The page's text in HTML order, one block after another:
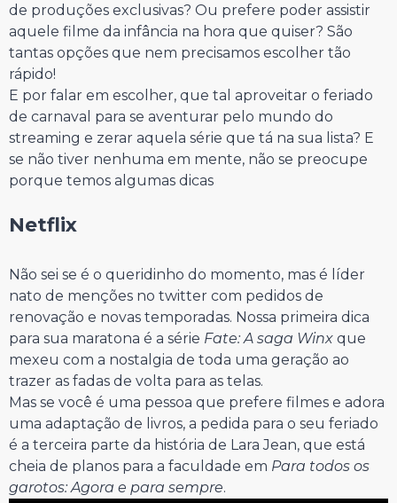
de produções exclusivas? Ou prefere poder assistir
aquele filme da infância na hora que quiser? São
tantas opções que nem precisamos escolher tão
rápido!
E por falar em escolher, que tal aproveitar o feriado
de carnaval para se aventurar pelo mundo do
streaming e zerar aquela série que tá na sua lista? E
se não tiver nenhuma em mente, não se preocupe
porque temos algumas dicas
Netflix
Não sei se é o queridinho do momento, mas é líder
nato de menções no twitter com pedidos de
renovação e novas temporadas. Nossa primeira dica
para sua maratona é a série Fate: A saga Winx que
mexeu com a nostalgia de toda uma geração ao
trazer as fadas de volta para as telas.
Mas se você é uma pessoa que prefere filmes e adora
uma adaptação de livros, a pedida para o seu feriado
é a terceira parte da história de Lara Jean, que está
cheia de planos para a faculdade em Para todos os
garotos: Agora e para sempre.